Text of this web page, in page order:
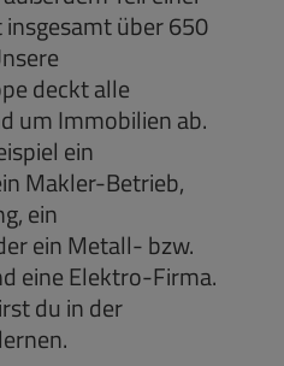
über 650
deckt alle
um Immobilien ab.
ein
Makler-Betrieb,
ein
ein Metall- bzw.
eine Elektro-Firma.
du in der